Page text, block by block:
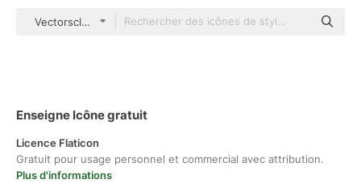
Vectorsclub Others
Enseigne Icône gratuit
Licence Flaticon
Gratuit pour usage personnel et commercial avec attribution.
Plus d'informations